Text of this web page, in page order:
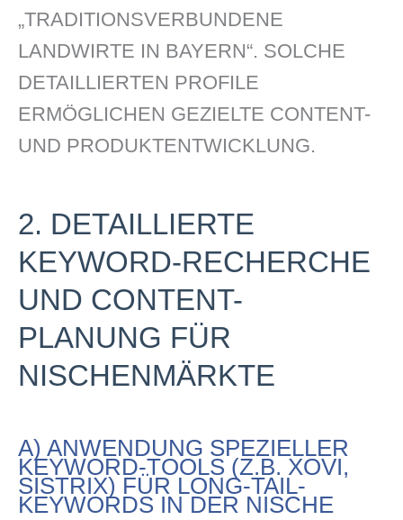
„TRADITIONSVERBUNDENE
LANDWIRTE IN BAYERN“. SOLCHE
DETAILLIERTEN PROFILE
ERMÖGLICHEN GEZIELTE CONTENT-
UND PRODUKTENTWICKLUNG.
2. DETAILLIERTE
KEYWORD-RECHERCHE
UND CONTENT-
PLANUNG FÜR
NISCHENMÄRKTE
A) ANWENDUNG SPEZIELLER
KEYWORD-TOOLS (Z.B. XOVI,
SISTRIX) FÜR LONG-TAIL-
KEYWORDS IN DER NISCHE